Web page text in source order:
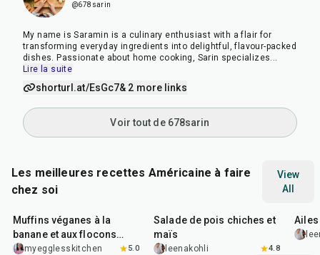
@678sarin
My name is Saramin is a culinary enthusiast with a flair for
transforming everyday ingredients into delightful, flavour-packed
dishes. Passionate about home cooking, Sarin specializes...
Lire la suite
shorturl.at/EsGc7& 2 more links
Voir tout de 678sarin
Les meilleures recettes Américaine à faire
chez soi
View
All
40min
Muffins véganes à la
banane et aux flocons
d'avoine
myegglesskitchen 5.0
Salade de pois chiches et
maïs
leenakohli 4.8
Ailes